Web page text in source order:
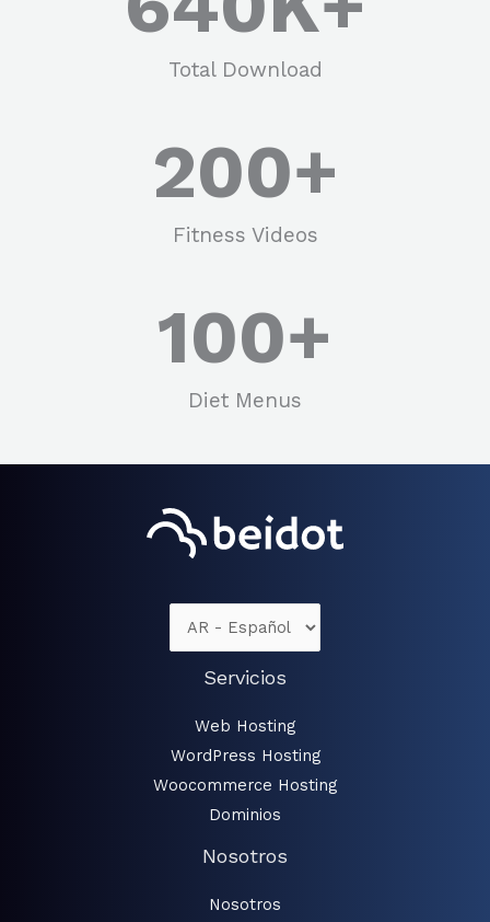
Total Download
Fitness Videos
200+
Diet Menus
100+
Servicios
Web Hosting
WordPress Hosting
Woocommerce Hosting
Dominios
Nosotros
Nosotros